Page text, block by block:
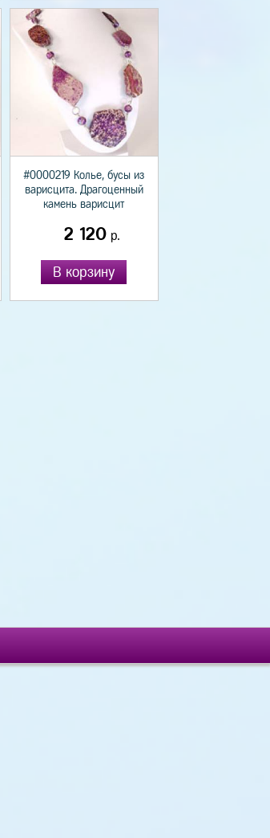
#0000219 Колье, бусы из
варисцита. Драгоценный
камень варисцит
2 120р.
В корзину